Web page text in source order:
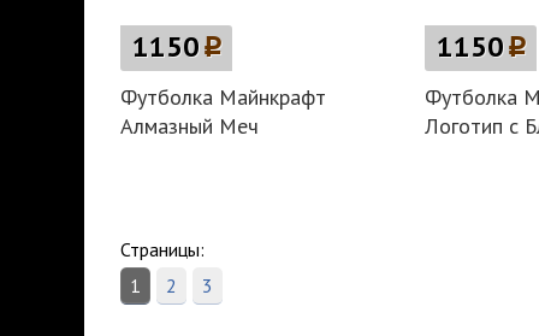
1150p
Футболка Майнкрафт
Алмазный Меч
1150p
Футболка
Логотип с
Страницы:
1
2 3